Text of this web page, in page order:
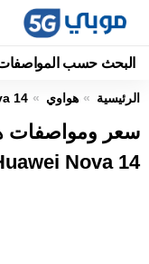
البحث حسب
الرئيسية هواوي 14
Nova 14